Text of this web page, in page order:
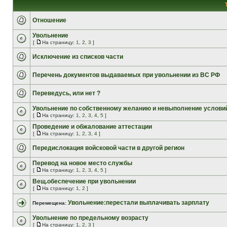
Отношение
Увольнение
[ На страницу: 1 2 3 ]
Исключение из списков части
Перечень документов выдаваемых при увольнении из ВС РФ
Переведусь, или нет ?
Увольнение по собственному желанию и невыполнение
[ На страницу: 1 2 3 4 5 ]
Проведение и обжалование аттестации
[ На страницу: 1 2 3 4 ]
Передислокация войсковой части в другой регион
Перевод на новое место службы
[ На страницу: 1 2 3 4 5 ]
Вещ.обеспечение при увольнении
[ На страницу: 1 2 ]
Перемещена: Увольнение:перестали выплачивать зарплату
Увольнение по предельному возрасту
[ На страницу: 1 2 3 ]